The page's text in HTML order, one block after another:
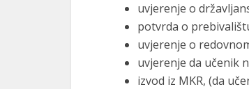
uvjerenje o
potvrda o
uvjerenje o
uvjerenje da učenik
izvod iz MKR, (da